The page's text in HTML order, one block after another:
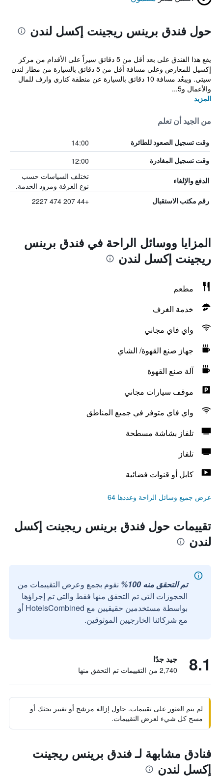
حول فندق برينس ريجينت إكسل لندن
يقع هذا الفندق على بعد أقل من 5 دقائق سيراً على الأقدام من مركز
إكسيل للمعارض وعلى مسافة أقل من 5 دقائق بالسيارة من مطار لندن
سيتي. ويبعُد مسافة 10 دقائق بالسيارة عن منطقة كناري وارف للمال
والأعمال و5...
المزيد
من الجيد أن تعلم
وقت تسجيل الصعود للطائرة 14:00
وقت تسجيل المغادرة 12:00
الدفع والإلغاء
تختلف السياسات حسب
نوع الغرفة ومزود الخدمة.
رقم مكتب الاستقبال +44 207 474 2227
المزايا ووسائل الراحة في فندق برينس
ريجينت إكسل لندن
مطعم
خدمة الغرف
واي فاي مجاني
جهاز صنع القهوة/ الشاي
آلة صنع القهوة
موقف سيارات مجاني
واي فاي متوفر في جميع المناطق
تلفاز بشاشة مسطحة
تلفاز
كابل أو قنوات فضائية
عرض جميع وسائل الراحة وعددها 64
تقييمات حول فندق برينس ريجينت إكسل
لندن
تم التحقق منه 100%
نقوم بجمع وعرض التقييمات من
الحجوزات التي تم التحقق منها فقط والتي تم إجراؤها
بواسطة مستخدمين حقيقيين مع HotelsCombined أو
مع شركائنا الخارجيين الموثوقين.
8.1 جيد جدًا
2,740 من التقييمات تم التحقق منها
لم يتم العثور على تقييمات. حاول إزالة مرشح أو تغيير بحثك أو
مسح كل شيء لعرض التقييمات.
فنادق مشابهة لـ فندق برينس ريجينت
إكسل لندن